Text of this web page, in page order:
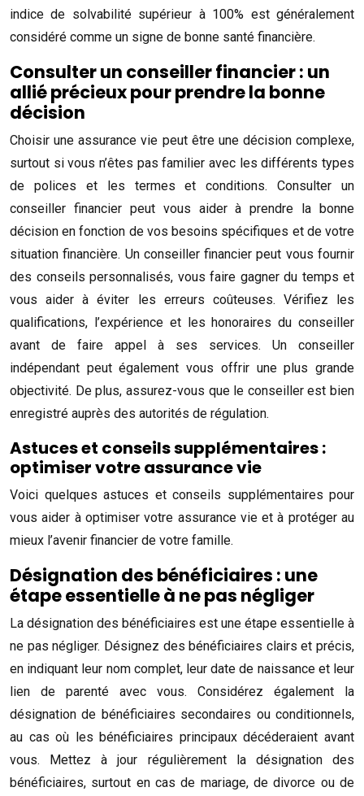
indice de solvabilité supérieur à 100% est généralement
considéré comme un signe de bonne santé financière.
Consulter un conseiller financier : un
allié précieux pour prendre la bonne
décision
Choisir une assurance vie peut être une décision complexe,
surtout si vous n’êtes pas familier avec les différents types
de polices et les termes et conditions. Consulter un
conseiller financier peut vous aider à prendre la bonne
décision en fonction de vos besoins spécifiques et de votre
situation financière. Un conseiller financier peut vous fournir
des conseils personnalisés, vous faire gagner du temps et
vous aider à éviter les erreurs coûteuses. Vérifiez les
qualifications, l’expérience et les honoraires du conseiller
avant de faire appel à ses services. Un conseiller
indépendant peut également vous offrir une plus grande
objectivité. De plus, assurez-vous que le conseiller est bien
enregistré auprès des autorités de régulation.
Astuces et conseils supplémentaires :
optimiser votre assurance vie
Voici quelques astuces et conseils supplémentaires pour
vous aider à optimiser votre assurance vie et à protéger au
mieux l’avenir financier de votre famille.
Désignation des bénéficiaires : une
étape essentielle à ne pas négliger
La désignation des bénéficiaires est une étape essentielle à
ne pas négliger. Désignez des bénéficiaires clairs et précis,
en indiquant leur nom complet, leur date de naissance et leur
lien de parenté avec vous. Considérez également la
désignation de bénéficiaires secondaires ou conditionnels,
au cas où les bénéficiaires principaux décéderaient avant
vous. Mettez à jour régulièrement la désignation des
bénéficiaires, surtout en cas de mariage, de divorce ou de